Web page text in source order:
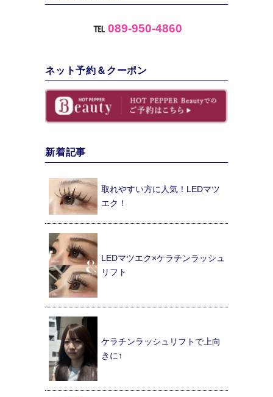
℡ 089-950-4860
ネット予約＆クーポン
新着記事
取れやすい方に人気！LEDマツ
エク！
LEDマツエク×ケラチンラッシュ
リフト
ケラチンラッシュリフトで上向
きに↑